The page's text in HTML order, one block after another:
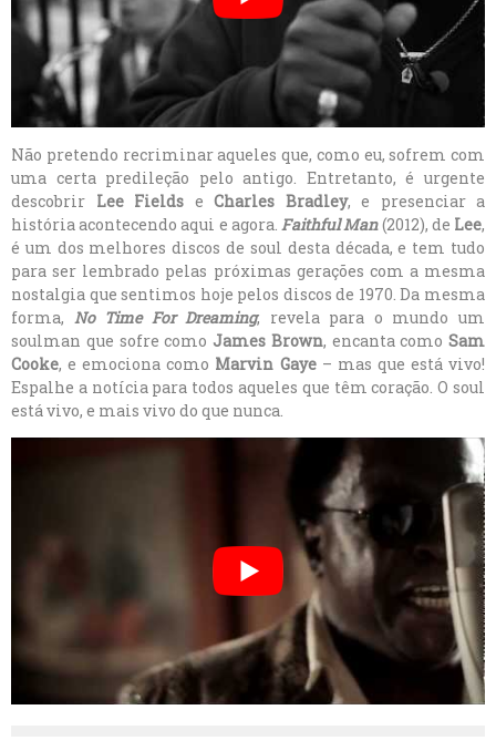
Não pretendo recriminar aqueles que, como eu, sofrem com
uma certa predileção pelo antigo. Entretanto, é urgente
descobrir Lee Fields e Charles Bradley, e presenciar a
história acontecendo aqui e agora.Faithful Man(2012), de Lee,
é um dos melhores discos de soul desta década, e tem tudo
para ser lembrado pelas próximas gerações com a mesma
nostalgia que sentimos hoje pelos discos de 1970. Da mesma
forma, No Time For Dreaming, revela para o mundo um
soulman que sofre como James Brown, encanta como Sam
Cooke, e emociona como Marvin Gaye– mas que está vivo!
Espalhe a notícia para todos aqueles que têm coração. O soul
está vivo, e mais vivo do que nunca.